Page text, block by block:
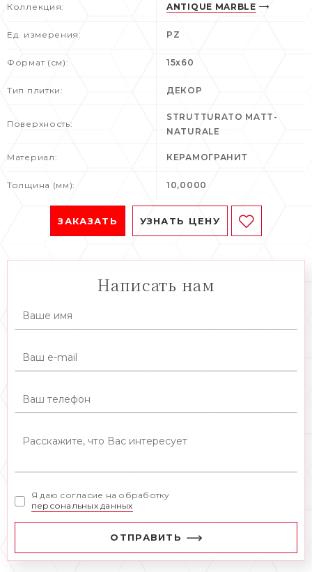
Коллекция: ANTIQUE MARBLE
Ед. измерения: PZ
Формат (см): 15x60
Тип плитки: ДЕКОР
Поверхность:
STRUTTURATO MATT-
NATURALE
Материал: КЕРАМОГРАНИТ
Толщина (мм): 10,0000
ЗАКАЗАТЬ УЗНАТЬ ЦЕНУ
Написать нам
Я даю согласие на обработку
персональных данных
ОТПРАВИТЬ